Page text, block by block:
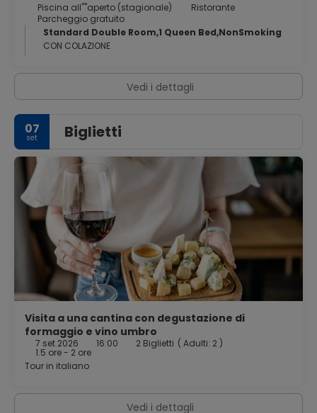
nelle zone umide umbre. Foligno si trova su un importante
nodo di interscambio nell'Italia centrale ea 2 km (1 miglia)
dal centro della città si trova l'aeroporto di Foligno.
Piscina all''''aperto (stagionale)
Ristorante
Parcheggio gratuito
Standard Double Room,1 Queen Bed,NonSmoking
CON COLAZIONE
Vedi i dettagli
07
set Biglietti
Visita a una cantina con degustazione di
formaggio e vino umbro
7 set 2026 16:00 2 Biglietti ( Adulti: 2 )
1.5 ore - 2 ore
Tour in italiano
Vedi i dettagli